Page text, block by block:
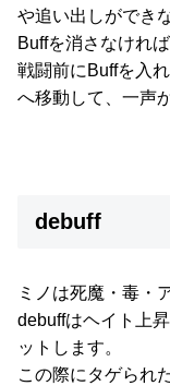
や追い出しができ
Buffを消さなけれ
戦闘前にBuffを入
へ移動して、一声
debuff
ミノは死魔・毒・
debuffはヘイト上
ットします。
この際にタゲられ